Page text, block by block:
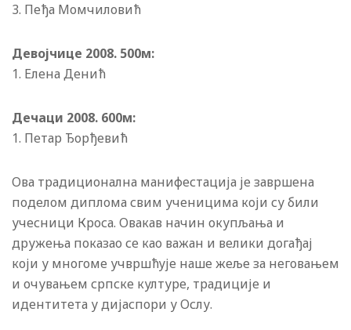
3. Пеђа Момчиловић
Девоjчице 2008. 500м:
1. Елена Денић
Дечаци 2008. 600м:
1. Петар Ђорђевић
Ова традиционална манифестациjа jе завршена
поделом диплома свим ученицима коjи су били
учесници Кроса. Овакав начин окупљања и
дружења показао се као важан и велики догађаj
коjи у многоме учвршћуjе наше жеље за неговањем
и очувањем српске културе, традициjе и
идентитета у диjаспори у Ослу.